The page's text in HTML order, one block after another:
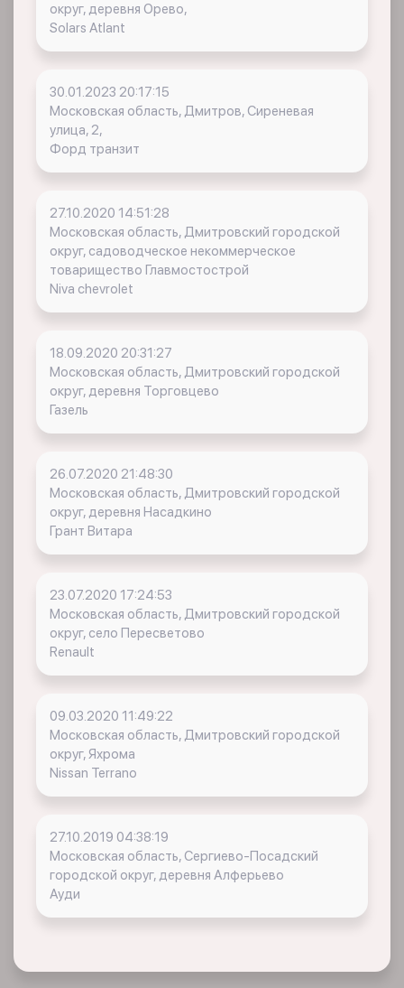
округ, деревня Орево,
Solars Atlant
30.01.2023 20:17:15
Московская область, Дмитров, Сиреневая
улица, 2,
Форд транзит
27.10.2020 14:51:28
Московская область, Дмитровский городской
округ, садоводческое некоммерческое
товарищество Главмостострой
Niva chevrolet
18.09.2020 20:31:27
Московская область, Дмитровский городской
округ, деревня Торговцево
Газель
26.07.2020 21:48:30
Московская область, Дмитровский городской
округ, деревня Насадкино
Грант Витара
23.07.2020 17:24:53
Московская область, Дмитровский городской
округ, село Пересветово
Renault
09.03.2020 11:49:22
Московская область, Дмитровский городской
округ, Яхрома
Nissan Terrano
27.10.2019 04:38:19
Московская область, Сергиево-Посадский
городской округ, деревня Алферьево
Ауди